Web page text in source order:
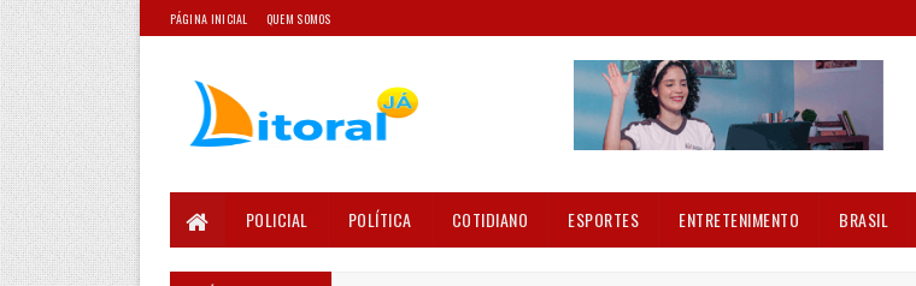
PÁGINA INICIAL QUEM SOMOS
POLICIAL POLÍTICA COTIDIANO ESPORTES ENTRETENIMENTO BRASIL